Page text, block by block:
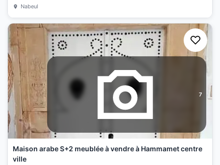
Nabeul
7
Maison arabe S+2 meublée à vendre à Hammamet centre
ville